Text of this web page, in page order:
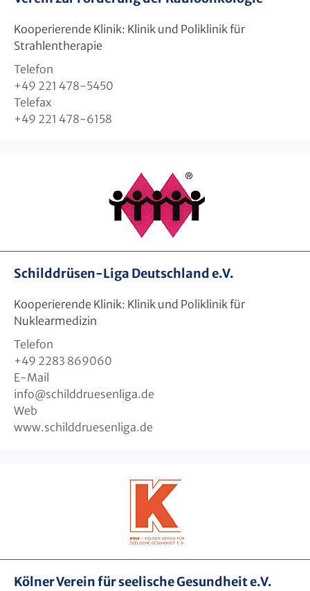
Kooperierende Klinik: Klinik und Poliklinik für
Strahlentherapie
Telefon
+49 221 478-5450
Telefax
+49 221 478-6158
Schilddrüsen-Liga Deutschland e.V.
Kooperierende Klinik: Klinik und Poliklinik für
Nuklearmedizin
Telefon
+49 2283 869060
E-Mail
info@schilddruesenliga.de
Web
www.schilddruesenliga.de
Kölner Verein für seelische Gesundheit e.V.